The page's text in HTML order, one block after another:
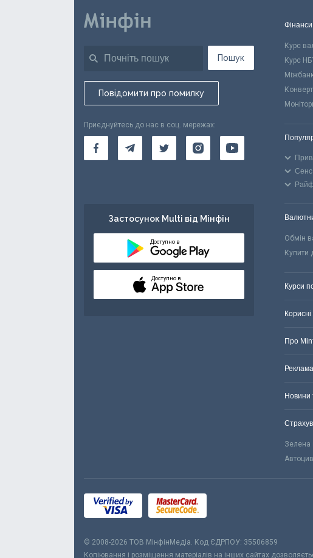
Пошук
Повідомити про помилку
Приєднуйтесь до нас в соц. мережах:
Застосунок Multi від Мінфін
Доступно в
Доступно в
Фінанси
Курс
Курс
Обмін
Купити
Курси
Корисні
Про
Реклама
Новини
Зелена
© 2008-2026 ТОВ МiнфiнМедiа. Код ЄДРПОУ: 35506859
Копіювання і розміщення матеріалів на інших сайтах